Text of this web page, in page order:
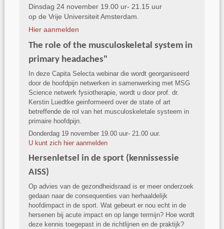
Dinsdag 24 november 19.00 ur- 21.15 uur
op de Vrije Universiteit Amsterdam.
Hier aanmelden
The role of the musculoskeletal system in
primary headaches"
In deze Capita Selecta webinar die wordt georganiseerd
door de hoofdpijn netwerken in samenwerking met MSG
Science netwerk fysiotherapie, wordt u door prof. dr.
Kerstin Luedtke geinformeerd over de state of art
betreffende de rol van het musculoskeletale systeem in
primaire hoofdpijn.
Donderdag 19 november 19.00 uur- 21.00 uur.
U kunt zich hier aanmelden
Hersenletsel in de sport (kennissessie
AISS)
Op advies van de gezondheidsraad is er meer onderzoek
gedaan naar de consequenties van herhaaldelijk
hoofdimpact in de sport. Wat gebeurt er nou echt in de
hersenen bij acute impact en op lange termijn? Hoe wordt
deze kennis toegepast in de richtlijnen en de praktijk?